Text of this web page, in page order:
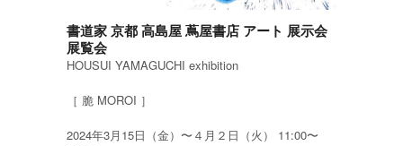
書道家 京都 高島屋 蔦屋書店 アート 展示会
展覧会
HOUSUI YAMAGUCHI exhibition
［ 脆 MOROI ］
2024年3月15日（金）〜４月２日（火） 11:00〜